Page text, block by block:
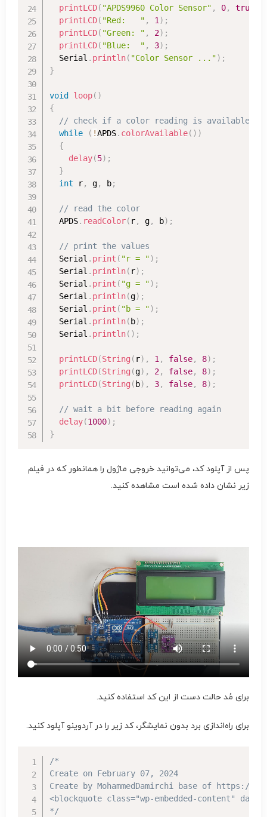
printLCD( "APDS9960 Color Sensor" , 0, true
printLCD( "Red:   " , 1 ) ;
printLCD( "Green: " , 2) ;
printLCD( "Blue:  " , 3) ;
  Serial
. println( "Color Sensor ...") ;
}
void loop( )
{
// check if a color reading is available
while
( !APDS. colorAvailable( ) )
{
delay(5) ;
}
int r, g, b;
// read the color
  APDS
. readColor( r, g, b) ;
// print the values
  Serial
. print ( "r = ") ;
  Serial
. println( r) ;
  Serial
. print ( "g = ") ;
  Serial
. println(g) ;
  Serial
. print ( "b = ") ;
  Serial
. println( b) ;
  Serial
. println( ) ;
printLCD(String ( r) , 1 , false, 8) ;
printLCD(String (g) , 2, false, 8) ;
printLCD(String ( b) , 3, false, 8) ;
// wait a bit before reading again
delay(1000) ;
}
پس از آپلود کد، می‌توانید خروجی ماژول را همانطور که در فیلم
زیر نشان داده شده است مشاهده کنید.
برای مُد حالت دست از این کد استفاده کنید.
برای راه‌اندازی برد بدون نمایشگر، کد زیر را در آردوینو آپلود کنید.
/*
Create on February 07, 2024
Create by MohammedDamirchi base of https://
<blockquote class="wp-embedded-content"
*/